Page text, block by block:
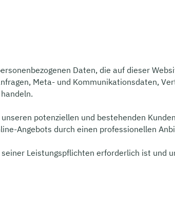
Daten, die auf dieser
Meta- und Kommunikationsdaten,
potenziellen und bestehenden
Angebots durch einen professionellen
Leistungspflichten erforderlich ist und